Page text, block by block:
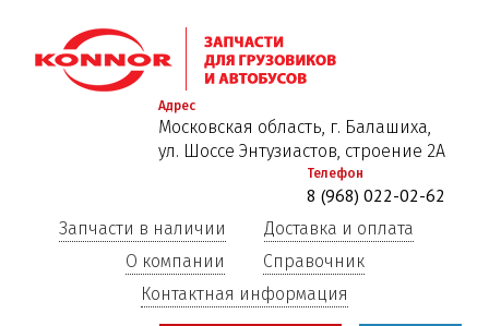
к
основному
Адрес
Московская область, г. Балашиха,
ул. Шоссе Энтузиастов, строение 2А
Телефон
8 (968) 022-02-62
Запчасти в наличии
Доставка и оплата
О компании
Справочник
Контактная информация